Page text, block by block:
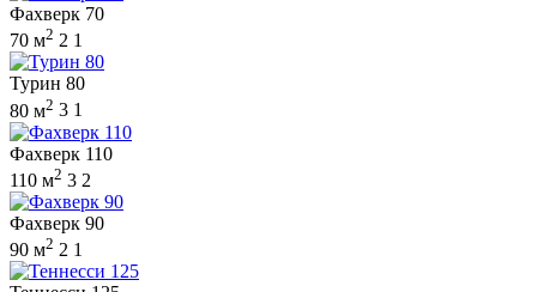
Фахверк 70
70 м2 2 1
Турин 80
80 м2 3 1
Фахверк 110
110 м2 3 2
Фахверк 90
90 м2 2 1